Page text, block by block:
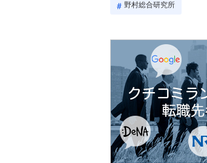
野村総合研究所